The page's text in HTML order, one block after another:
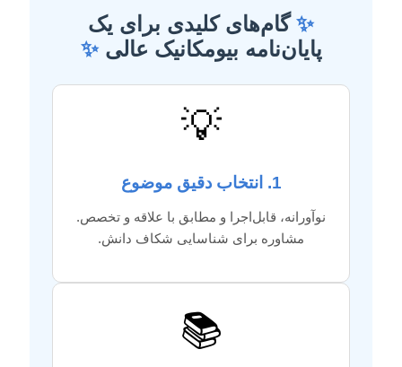
✨گام‌های کلیدی برای یک
پایان‌نامه بیومکانیک عالی✨
💡
1. انتخاب دقیق موضوع
نوآورانه، قابل‌اجرا و مطابق با علاقه و تخصص.
مشاوره برای شناسایی شکاف دانش.
📚